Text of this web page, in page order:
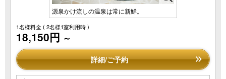
源泉かけ流しの温泉は常に新鮮。
1名様料金( 2名様1室利用時 )
18,150円 ～
詳細/ご予約